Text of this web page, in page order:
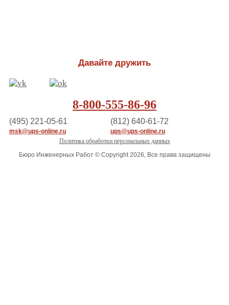
Давайте дружить
8-800-555-86-96
(495) 221-05-61
msk@ups-online.ru
(812) 640-61-72
ups@ups-online.ru
Политика обработки персональных данных
Бюро Инженерных Работ © Copyright 2026, Все права защищены